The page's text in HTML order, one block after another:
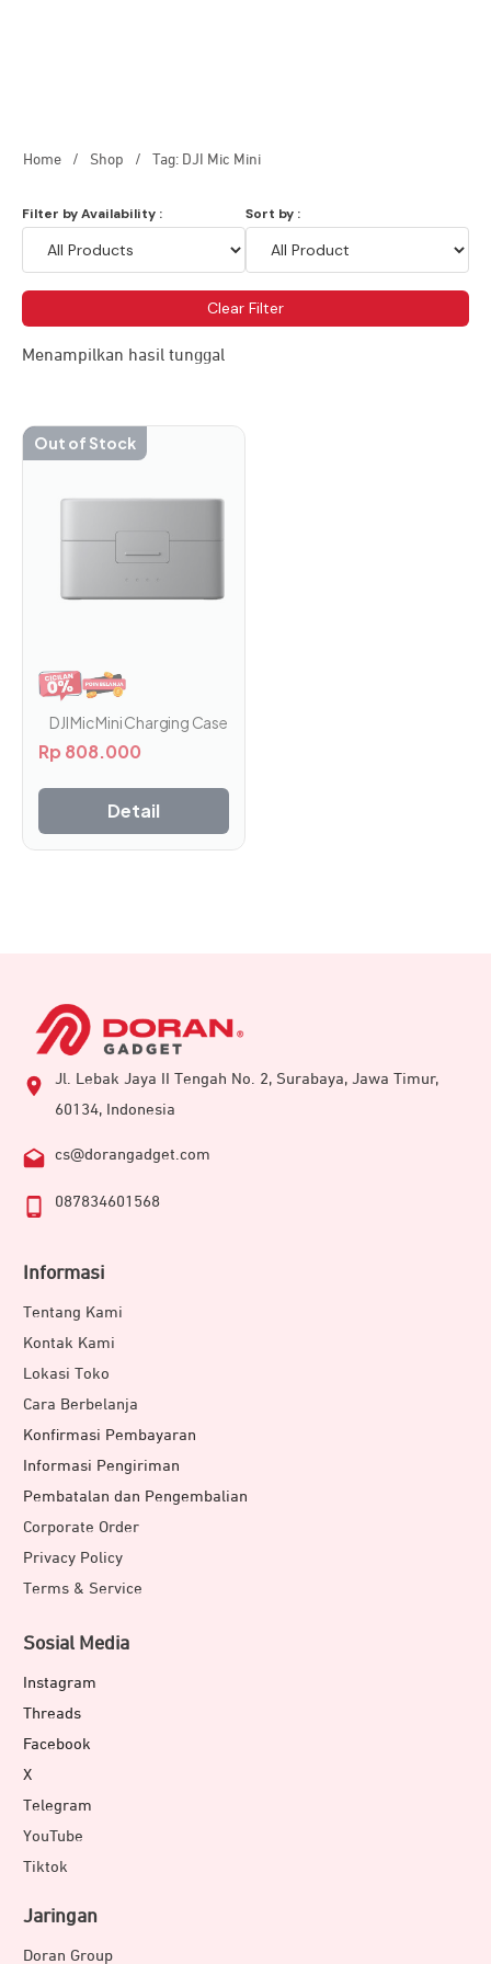
Home / Shop / Tag: DJI Mic Mini
Filter by Availability : Sort by :
Clear Filter
Menampilkan hasil tunggal
Out of Stock
DJI Mic Mini Charging Case
Rp 808.000
Detail
Jl. Lebak Jaya II Tengah No. 2, Surabaya, Jawa Timur,
60134, Indonesia
cs@dorangadget.com
087834601568
Informasi
Tentang Kami
Kontak Kami
Lokasi Toko
Cara Berbelanja
Konfirmasi Pembayaran
Informasi Pengiriman
Pembatalan dan Pengembalian
Corporate Order
Privacy Policy
Terms & Service
Sosial Media
Instagram
Threads
Facebook
X
Telegram
YouTube
Tiktok
Jaringan
Doran Group